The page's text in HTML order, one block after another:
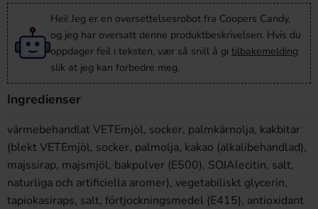
Hei! Jeg er en oversettelsesrobot fra Coopers Candy,
og jeg har oversatt denne produktbeskrivelsen. Hvis du
oppdager feil i teksten, vær så snill å gi tilbakemelding
slik at jeg kan forbedre meg.
Ingredienser
värmebehandlat VETEmjöl, socker, palmkärnolja, kakbitar
(blekt VETEmjöl, socker, palmolja, kakao (alkalibehandlad),
majssirap, majsmjöl, bakpulver (E500), SOJAlecitin, salt,
naturliga och artificiella aromer), vegetabiliskt glycerin,
tapiokasiraps, salt, förtjockningsmedel (E415), antioxidant